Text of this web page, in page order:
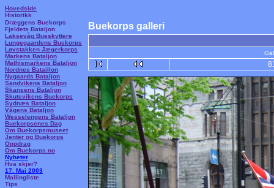
Hovedside
Historikk
Dræggens Buekorps
Fjeldets Bataljon
Laksevåg Bueskyttere
Lungegaardens Buekorps
Løvstakken Jægerkorps
Markens Bataljon
Mathismarkens Bataljon
Nordnes Bataillon
Nygaards Bataljon
Sandvikens Bataljon
Skansens Bataljon
Skutevikens Buekorps
Sydnæs Bataljon
Vågens Bataljon
Wesselengens Bataljon
Buekorpsenes Dag
Om Buekorpsmuseet
Jenter og Buekorps
Oppdrag
Om Buekorps.no
Nyheter
Hva skjer?
17. Mai 2003
Mailingliste
Tips
Buekorps galleri